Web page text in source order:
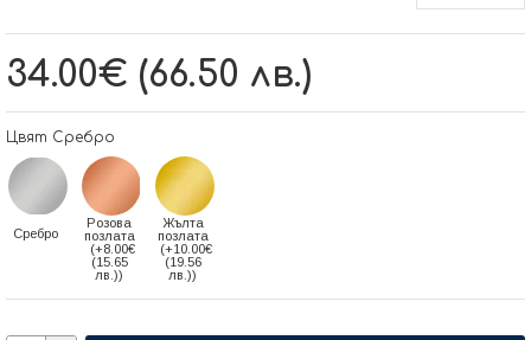
34.00€ (66.50 лв.)
Цвят Сребро
Сребро
Розова
позлата
(+8.00€
(15.65
лв.))
Жълта
позлата
(+10.00€
(19.56
лв.))